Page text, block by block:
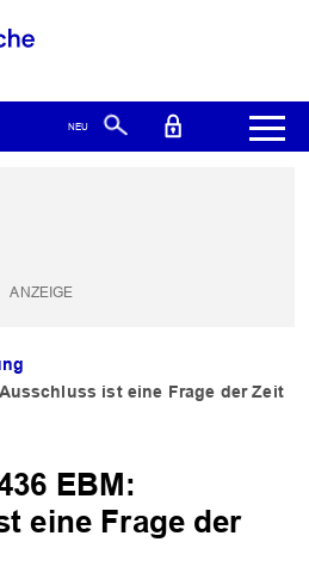
ist eine Frage der Zeit
EBM:
eine Frage der